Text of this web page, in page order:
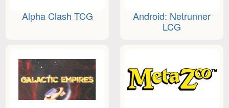
Alpha Clash TCG
Android: Netrunner
LCG